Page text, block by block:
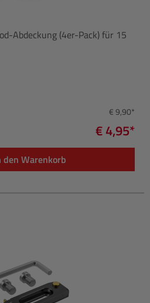
Abdeckung (4er-Pack) für 15
€ 9,90*
€ 4,95*
den Warenkorb